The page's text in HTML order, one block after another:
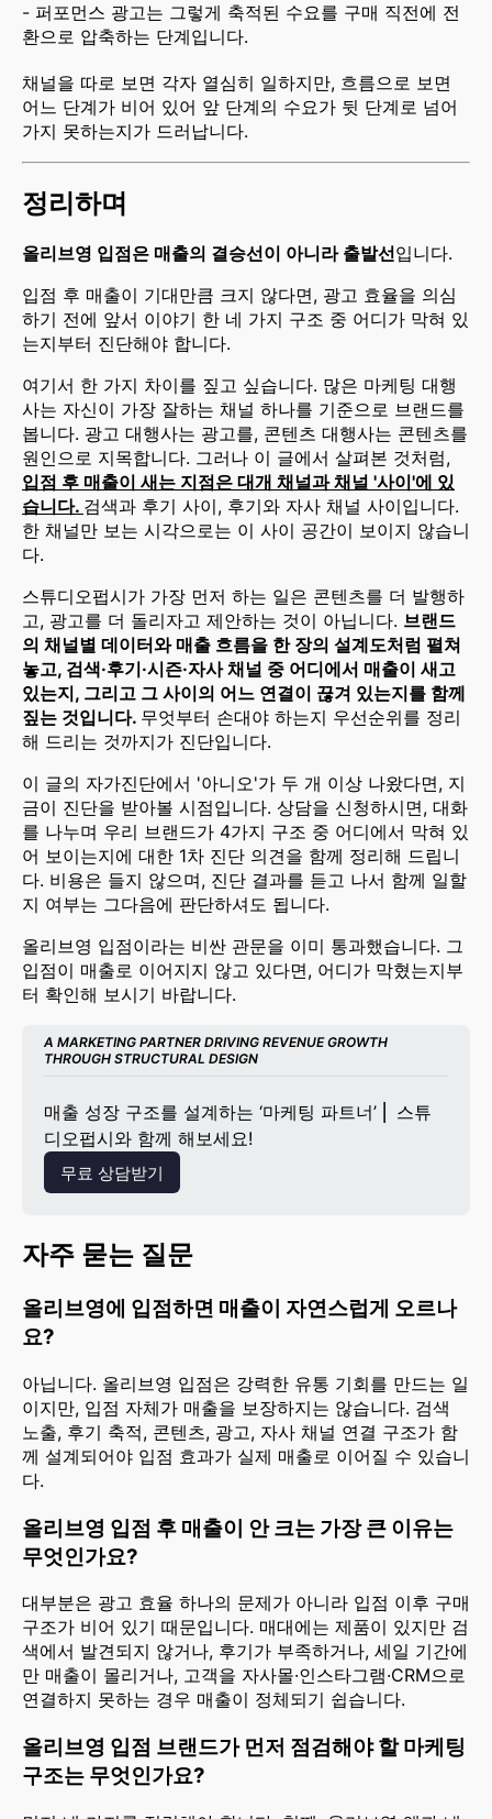
- 퍼포먼스 광고는 그렇게 축적된 수요를 구매 직전에 전
환으로 압축하는 단계입니다.
채널을 따로 보면 각자 열심히 일하지만, 흐름으로 보면
어느 단계가 비어 있어 앞 단계의 수요가 뒷 단계로 넘어
가지 못하는지가 드러납니다.
정리하며
올리브영 입점은 매출의 결승선이 아니라 출발선입니다.
입점 후 매출이 기대만큼 크지 않다면, 광고 효율을 의심
하기 전에 앞서 이야기 한 네 가지 구조 중 어디가 막혀 있
는지부터 진단해야 합니다.
여기서 한 가지 차이를 짚고 싶습니다. 많은 마케팅 대행
사는 자신이 가장 잘하는 채널 하나를 기준으로 브랜드를
봅니다. 광고 대행사는 광고를, 콘텐츠 대행사는 콘텐츠를
원인으로 지목합니다. 그러나 이 글에서 살펴본 것처럼,
입점 후 매출이 새는 지점은 대개 채널과 채널 '사이'에 있
습니다. 검색과 후기 사이, 후기와 자사 채널 사이입니다.
한 채널만 보는 시각으로는 이 사이 공간이 보이지 않습니
다.
스튜디오펍시가 가장 먼저 하는 일은 콘텐츠를 더 발행하
고, 광고를 더 돌리자고 제안하는 것이 아닙니다. 브랜드
의 채널별 데이터와 매출 흐름을 한 장의 설계도처럼 펼쳐
놓고, 검색·후기·시즌·자사 채널 중 어디에서 매출이 새고
있는지, 그리고 그 사이의 어느 연결이 끊겨 있는지를 함께
짚는 것입니다. 무엇부터 손대야 하는지 우선순위를 정리
해 드리는 것까지가 진단입니다.
이 글의 자가진단에서 '아니오'가 두 개 이상 나왔다면, 지
금이 진단을 받아볼 시점입니다. 상담을 신청하시면, 대화
를 나누며 우리 브랜드가 4가지 구조 중 어디에서 막혀 있
어 보이는지에 대한 1차 진단 의견을 함께 정리해 드립니
다. 비용은 들지 않으며, 진단 결과를 듣고 나서 함께 일할
지 여부는 그다음에 판단하셔도 됩니다.
올리브영 입점이라는 비싼 관문을 이미 통과했습니다. 그
입점이 매출로 이어지지 않고 있다면, 어디가 막혔는지부
터 확인해 보시기 바랍니다.
A MARKETING PARTNER DRIVING REVENUE GROWTH
THROUGH STRUCTURAL DESIGN
매출 성장 구조를 설계하는 ‘마케팅 파트너’ ⎜ 스튜
디오펍시와 함께 해보세요!
무료 상담받기
자주 묻는 질문
올리브영에 입점하면 매출이 자연스럽게 오르나
요?
아닙니다. 올리브영 입점은 강력한 유통 기회를 만드는 일
이지만, 입점 자체가 매출을 보장하지는 않습니다. 검색
노출, 후기 축적, 콘텐츠, 광고, 자사 채널 연결 구조가 함
께 설계되어야 입점 효과가 실제 매출로 이어질 수 있습니
다.
올리브영 입점 후 매출이 안 크는 가장 큰 이유는
무엇인가요?
대부분은 광고 효율 하나의 문제가 아니라 입점 이후 구매
구조가 비어 있기 때문입니다. 매대에는 제품이 있지만 검
색에서 발견되지 않거나, 후기가 부족하거나, 세일 기간에
만 매출이 몰리거나, 고객을 자사몰·인스타그램·CRM으로
연결하지 못하는 경우 매출이 정체되기 쉽습니다.
올리브영 입점 브랜드가 먼저 점검해야 할 마케팅
구조는 무엇인가요?